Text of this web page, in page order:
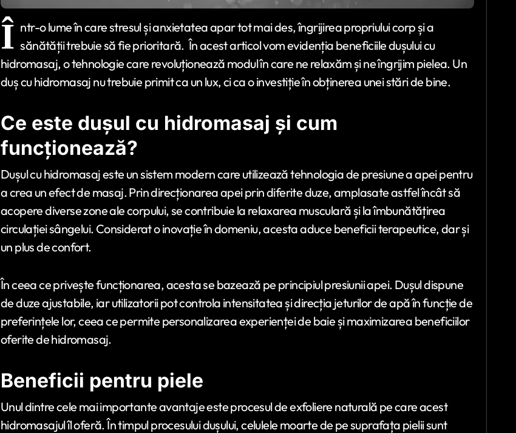
Î ntr-o lume în care stresul și anxietatea apar tot mai des, îngrijirea propriului corp și a
sănătății trebuie să fie prioritară. În acest articol vom evidenția beneficiile dușului cu
hidromasaj, o tehnologie care revoluționează modul în care ne relaxăm și ne îngrijim pielea. Un
duș cu hidromasaj nu trebuie primit ca un lux, ci ca o investiție în obținerea unei stări de bine.
Ce este dușul cu hidromasaj și cum
funcționează?
Dușul cu hidromasaj este un sistem modern care utilizează tehnologia de presiune a apei pentru
a crea un efect de masaj. Prin direcționarea apei prin diferite duze, amplasate astfel încât să
acopere diverse zone ale corpului, se contribuie la relaxarea musculară și la îmbunătățirea
circulației sângelui. Considerat o inovație în domeniu, acesta aduce beneficii terapeutice, dar și
un plus de confort.
În ceea ce privește funcționarea, acesta se bazează pe principiul presiunii apei. Dușul dispune
de duze ajustabile, iar utilizatorii pot controla intensitatea și direcția jeturilor de apă în funcție de
preferințele lor, ceea ce permite personalizarea experienței de baie și maximizarea beneficiilor
oferite de hidromasaj.
Beneficii pentru piele
Unul dintre cele mai importante avantaje este procesul de exfoliere naturală pe care acest
hidromasajul îl oferă. În timpul procesului dușului, celulele moarte de pe suprafața pielii sunt